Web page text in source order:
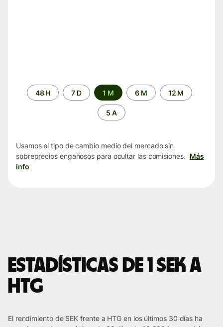
Periodo48 H 7 D 1 M 6 M 12 M
5 A
Usamos el tipo de cambio medio del mercado sin
sobreprecios engañosos para ocultar las comisiones. Más
info
Estadísticas de 1 SEK a
HTG
El rendimiento de SEK frente a HTG en los últimos 30 días ha